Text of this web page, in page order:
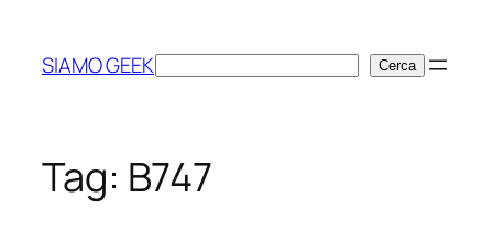
contenuto
SIAMO GEEKCerca Cerca
Tag: B747